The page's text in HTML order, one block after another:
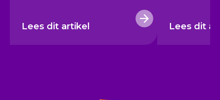
Lees dit artikel Lees dit